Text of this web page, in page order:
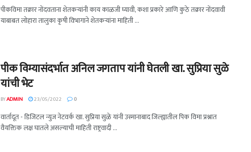
पीकविमा तक्रार नोंदवताना शेतकऱ्यांनी काय काळजी घ्यावी, कशा प्रकारे आणि कुठे तक्रार नोंदवावी
याबाबत लोहारा तालुका कृषी विभागाने शेतकऱ्यांना माहिती ...
पीक विम्यासंदर्भात अनिल जगताप यांनी घेतली खा. सुप्रिया सुळे
यांची भेट
BYADMIN 23/05/2022 0
वार्तादूत - डिजिटल न्युज नेटवर्क खा. सुप्रिया सुळे यांनी उस्मानाबाद जिल्ह्यातील पिक विमा प्रश्नात
वैयक्तिक लक्ष घातले असल्याची माहिती राष्ट्रवादी ...